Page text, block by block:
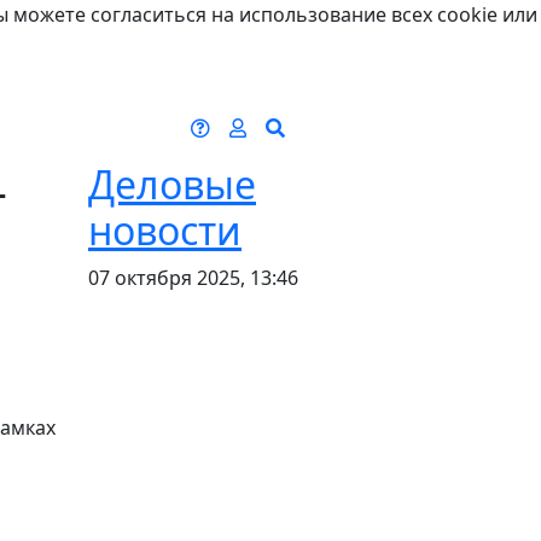
согласиться на использование всех cookie или
Деловые
новости
07 октября 2025, 13:46